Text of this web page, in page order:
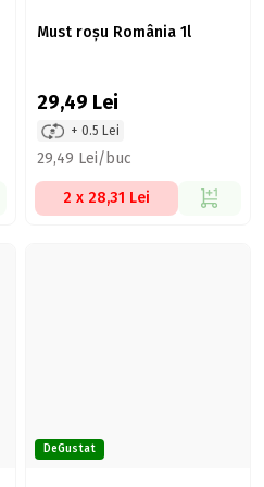
Must roșu România 1l
29,49 Lei
+ 0.5 Lei
29,49 Lei/buc
2 x 28,31 Lei
DeGustat